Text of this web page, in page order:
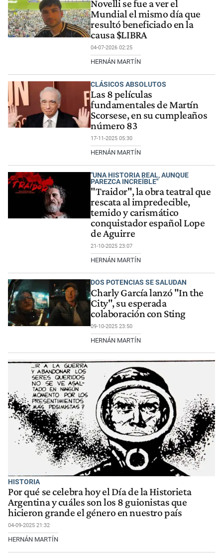
Novelli se fue a ver el
Mundial el mismo día que
resultó beneficiado en la
causa $LIBRA
04-07-2026 02:25
HERNÁN MARTÍN
CLÁSICOS ABSOLUTOS
Las 8 películas
fundamentales de Martín
Scorsese, en su cumpleaños
número 83
17-11-2025 05:30
HERNÁN MARTÍN
"UNA HISTORIA REAL, AUNQUE
PAREZCA INCREÍBLE"
"Traidor", la obra teatral que
rescata al impredecible,
temido y carismático
conquistador español Lope
de Aguirre
21-10-2025 23:07
HERNÁN MARTÍN
DOS POTENCIAS SE SALUDAN
Charly García lanzó "In the
City", su esperada
colaboración con Sting
09-10-2025 23:50
HERNÁN MARTÍN
HISTORIA
Por qué se celebra hoy el Día de la Historieta
Argentina y cuáles son los 8 guionistas que
hicieron grande el género en nuestro país
04-09-2025 21:32
HERNÁN MARTÍN